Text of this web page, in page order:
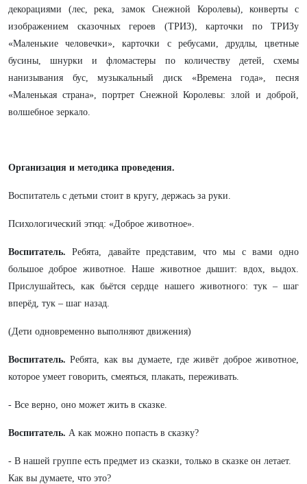
декорациями (лес, река, замок Снежной Королевы), конверты с
изображением сказочных героев (ТРИЗ), карточки по ТРИЗу
«Маленькие человечки», карточки с ребусами, друдлы, цветные
бусины, шнурки и фломастеры по количеству детей, схемы
нанизывания бус, музыкальный диск «Времена года», песня
«Маленькая страна», портрет Снежной Королевы: злой и доброй,
волшебное зеркало.
Организация и методика проведения.
Воспитатель с детьми стоит в кругу, держась за руки.
Психологический этюд: «Доброе животное».
Воспитатель. Ребята, давайте представим, что мы с вами одно
большое доброе животное. Наше животное дышит: вдох, выдох.
Прислушайтесь, как бьётся сердце нашего животного: тук – шаг
вперёд, тук – шаг назад.
(Дети одновременно выполняют движения)
Воспитатель. Ребята, как вы думаете, где живёт доброе животное,
которое умеет говорить, смеяться, плакать, переживать.
- Все верно, оно может жить в сказке.
Воспитатель. А как можно попасть в сказку?
- В нашей группе есть предмет из сказки, только в сказке он летает.
Как вы думаете, что это?